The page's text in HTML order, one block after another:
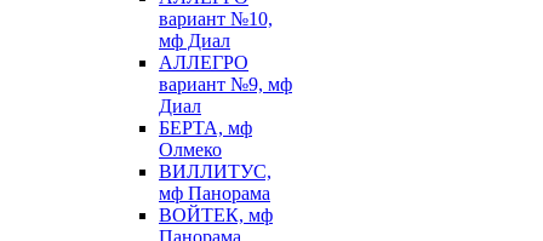
вариант №10,
мф Диал
АЛЛЕГРО
вариант №9, мф
Диал
БЕРТА, мф
Олмеко
ВИЛЛИТУС,
мф Панорама
ВОЙТЕК, мф
Панорама